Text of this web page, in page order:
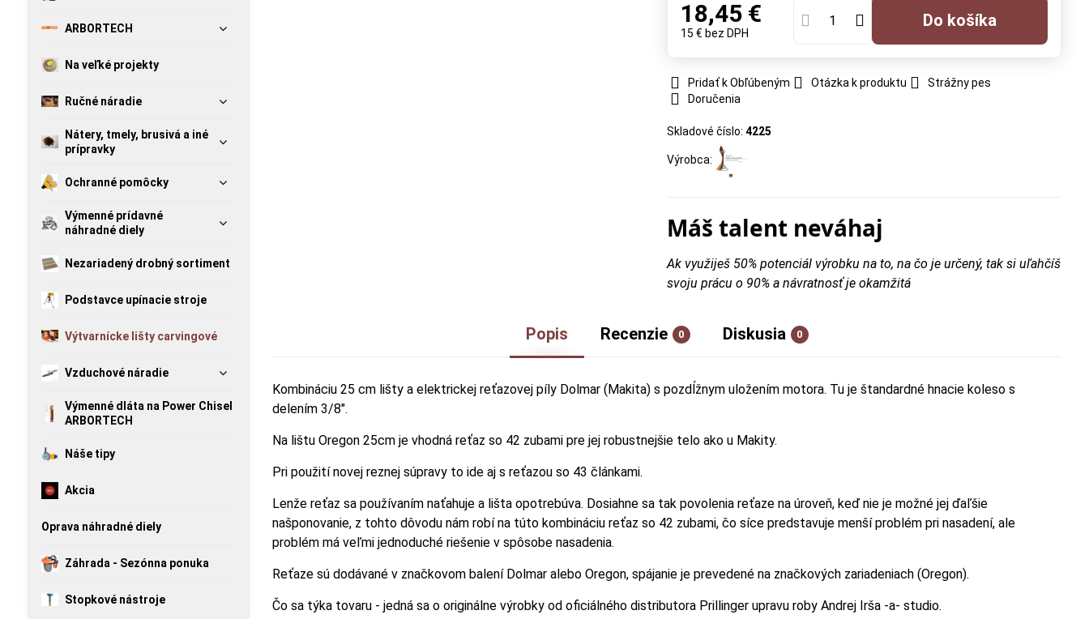
18,45 €
15 € bez DPH
Do košíka
Pridať k Obľúbeným Otázka k produktu
Strážny pes
Doručenia
Skladové číslo:4225
Výrobca:
Máš talent neváhaj
Ak využiješ 50% potenciál výrobku na to, na čo je určený, tak si uľahčíš
svoju prácu o 90% a návratnosť je okamžitá
Popis Recenzie 0 Diskusia 0
Kombináciu 25 cm lišty a elektrickej reťazovej píly Dolmar (Makita) s pozdĺžnym uložením motora. Tu je štandardné hnacie koleso s
delením 3/8".
Na lištu Oregon 25cm je vhodná reťaz so 42 zubami pre jej robustnejšie telo ako u Makity.
Pri použití novej reznej súpravy to ide aj s reťazou so 43 článkami.
Lenže reťaz sa používaním naťahuje a lišta opotrebúva. Dosiahne sa tak povolenia reťaze na úroveň, keď nie je možné jej ďaľšie
našponovanie, z tohto dôvodu nám robí na túto kombináciu reťaz so 42 zubami, čo síce predstavuje menší problém pri nasadení, ale
problém má veľmi jednoduché riešenie v spôsobe nasadenia.
Reťaze sú dodávané v značkovom balení Dolmar alebo Oregon, spájanie je prevedené na značkových zariadeniach (Oregon).
Čo sa týka tovaru - jedná sa o originálne výrobky od oficiálného distributora Prillinger upravu roby Andrej Irša -a- studio.
ARBORTECH
Na veľké projekty
Ručné náradie
Nátery, tmely, brusivá a iné
prípravky
Ochranné pomôcky
Výmenné prídavné
náhradné diely
Nezariadený drobný sortiment
Podstavce upínacie stroje
Výtvarnícke lišty carvingové
Vzduchové náradie
Výmenné dláta na Power Chisel
ARBORTECH
Náše tipy
Akcia
Oprava náhradné diely
Záhrada - Sezónna ponuka
Stopkové nástroje